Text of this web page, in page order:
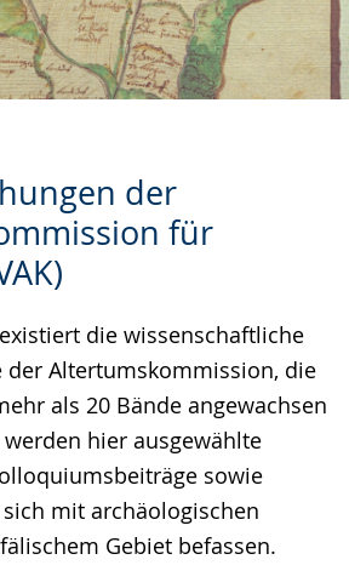
der
für
die wissenschaftliche
der Altertumskommission, die
als 20 Bände angewachsen
hier ausgewählte
sowie
mit archäologischen
Gebiet befassen.